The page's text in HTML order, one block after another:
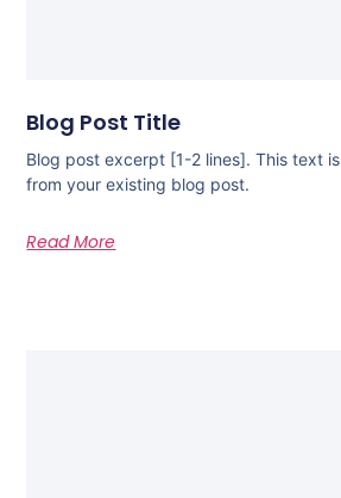
Blog Post Title
Blog post excerpt [1-2 lines]. This text
from your existing blog post.
Read More